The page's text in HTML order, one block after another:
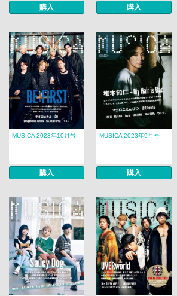
購入 購入
MUSICA 2023年10月号
購入
MUSICA 2023年9月号
購入